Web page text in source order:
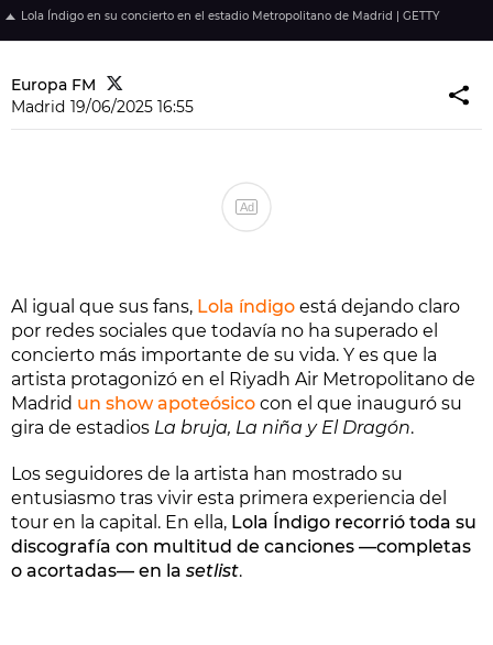
Lola Índigo en su concierto en el estadio Metropolitano de Madrid | GETTY
Europa FM
Madrid 19/06/2025 16:55
Ad
Al igual que sus fans, Lola índigo está dejando claro
por redes sociales que todavía no ha superado el
concierto más importante de su vida. Y es que la
artista protagonizó en el Riyadh Air Metropolitano de
Madrid un show apoteósico con el que inauguró su
gira de estadios La bruja, La niña y El Dragón.
Los seguidores de la artista han mostrado su
entusiasmo tras vivir esta primera experiencia del
tour en la capital. En ella, Lola Índigo recorrió toda su
discografía con multitud de canciones —completas
o acortadas— en la setlist.